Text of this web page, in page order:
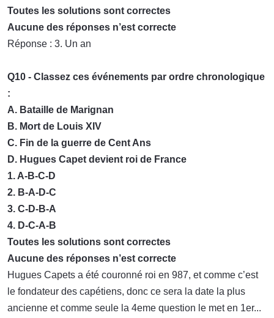
Toutes les solutions sont correctes
Aucune des réponses n’est correcte
Réponse : 3. Un an
Q10 - Classez ces événements par ordre chronologique
:
A. Bataille de Marignan
B. Mort de Louis XIV
C. Fin de la guerre de Cent Ans
D. Hugues Capet devient roi de France
1. A-B-C-D
2. B-A-D-C
3. C-D-B-A
4. D-C-A-B
Toutes les solutions sont correctes
Aucune des réponses n’est correcte
Hugues Capets a été couronné roi en 987, et comme c’est
le fondateur des capétiens, donc ce sera la date la plus
ancienne et comme seule la 4eme question le met en 1er...